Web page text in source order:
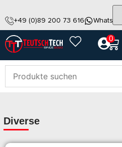
+49 (0)89 200 73 616
0
Diverse